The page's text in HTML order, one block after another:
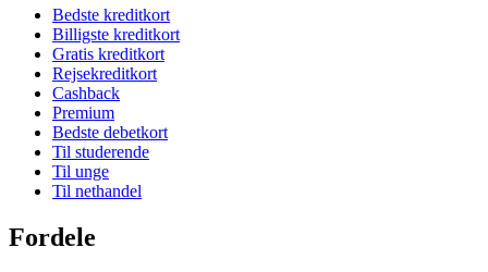
Bedste kreditkort
Billigste kreditkort
Gratis kreditkort
Rejsekreditkort
Cashback
Premium
Bedste debetkort
Til studerende
Til unge
Til nethandel
Fordele